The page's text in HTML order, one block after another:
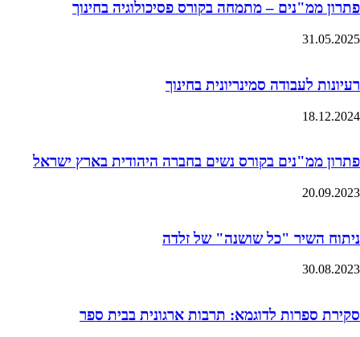
פתרון ממ"נים – מתמחה בקורס פסיכולוגיה בחינוך
31.05.2025
רעיונות לעבודה סמינריונית בחינוך
18.12.2024
פתרון ממ"נים בקורס נשים בחברה היהודית בארץ ישראל
20.09.2023
ניתוח השיר "כל שושנה" של זלדה
30.08.2023
סקירת ספרות לדוגמא: תרבות ארגונית בבית ספר